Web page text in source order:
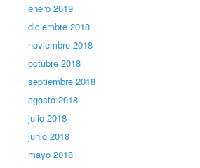
enero 2019
diciembre 2018
noviembre 2018
octubre 2018
septiembre 2018
agosto 2018
julio 2018
junio 2018
mayo 2018